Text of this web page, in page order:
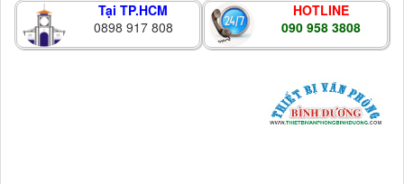
Tại TP.HCM
0898 917 808
HOTLINE
090 958 3808